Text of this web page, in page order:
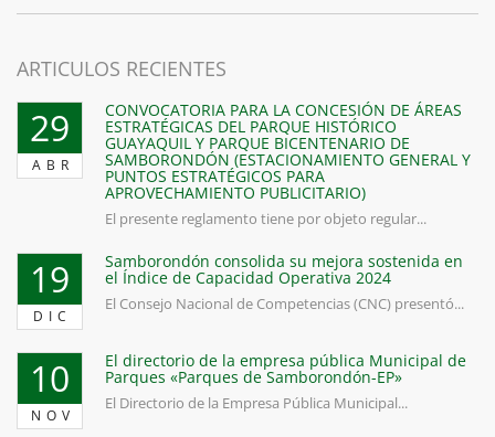
ARTICULOS RECIENTES
29
ABR
CONVOCATORIA PARA LA CONCESIÓN DE ÁREAS
ESTRATÉGICAS DEL PARQUE HISTÓRICO
GUAYAQUIL Y PARQUE BICENTENARIO DE
SAMBORONDÓN (ESTACIONAMIENTO GENERAL Y
PUNTOS ESTRATÉGICOS PARA
APROVECHAMIENTO PUBLICITARIO)
El presente reglamento tiene por objeto regular...
19
DIC
Samborondón consolida su mejora sostenida en
el Índice de Capacidad Operativa 2024
El Consejo Nacional de Competencias (CNC) presentó...
10
NOV
El directorio de la empresa pública Municipal de
Parques «Parques de Samborondón-EP»
El Directorio de la Empresa Pública Municipal...